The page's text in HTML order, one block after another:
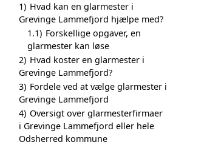
1) Hvad kan en glarmester i
Grevinge Lammefjord hjælpe med?
1.1) Forskellige opgaver, en
glarmester kan løse
2) Hvad koster en glarmester i
Grevinge Lammefjord?
3) Fordele ved at vælge glarmester i
Grevinge Lammefjord
4) Oversigt over glarmesterfirmaer
i Grevinge Lammefjord eller hele
Odsherred kommune